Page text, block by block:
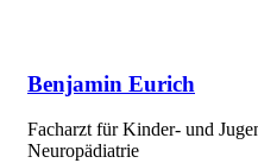
Benjamin Eurich
Facharzt für Kinder- und
Neuropädiatrie